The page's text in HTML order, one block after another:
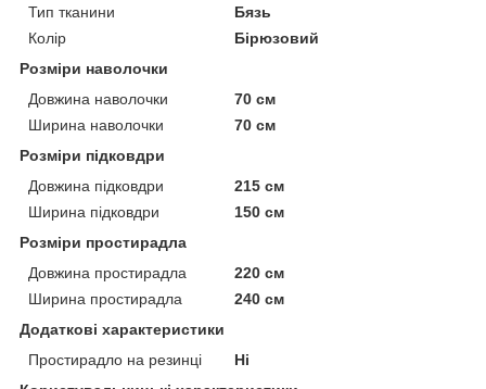
Тип тканини
Бязь
Колір
Бірюзовий
Розміри наволочки
Довжина наволочки
70 см
Ширина наволочки
70 см
Розміри підковдри
Довжина підковдри
215 см
Ширина підковдри
150 см
Розміри простирадла
Довжина простирадла
220 см
Ширина простирадла
240 см
Додаткові характеристики
Простирадло на резинці
Ні